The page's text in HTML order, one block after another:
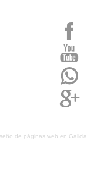
de páginas web en Galicia